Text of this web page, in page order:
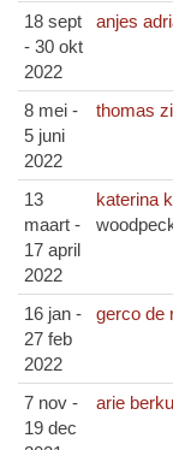
18 sept
- 30 okt
2022
anjes
8 mei -
5 juni
2022
thomas
13
maart -
17 april
2022
katerina
16 jan -
27 feb
2022
gerco de
7 nov -
19 dec
arie